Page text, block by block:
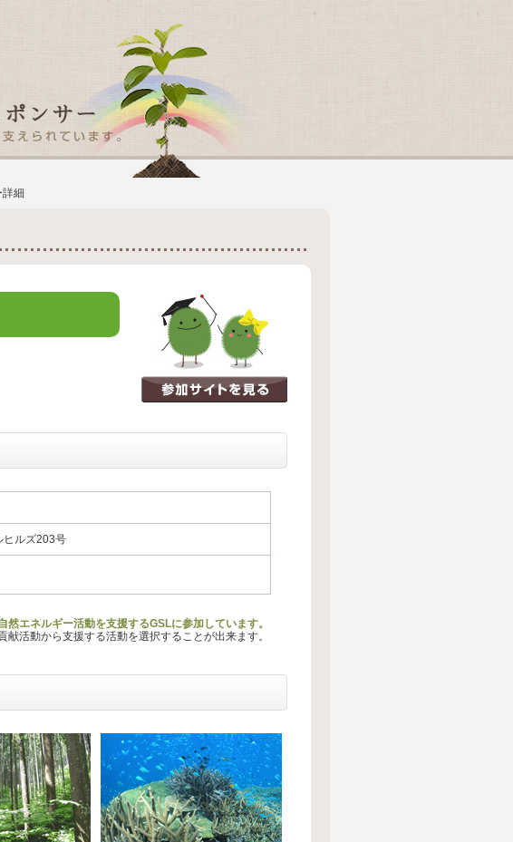
細
ヒルズ203号
然エネルギー活動を支援するGSLに参加しています。
活動から支援する活動を選択することが出来ます。